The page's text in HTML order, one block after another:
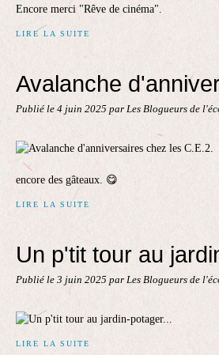
Encore merci "Rêve de cinéma".
LIRE LA SUITE
Avalanche
Publié le 4 juin 2025 par Les Blogueurs de
encore des gâteaux. 😋
LIRE LA SUITE
Un p'tit tour au
Publié le 3 juin 2025 par Les Blogueurs de
LIRE LA SUITE